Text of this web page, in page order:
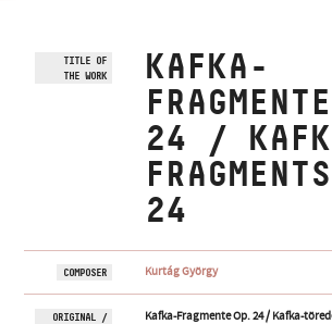
TITLE OF
THE WORK
KAFKA-
24 /
24
COMPOSER Kurtág György
ORIGINAL /
Kafka-Fragmente Op. 24 / Kafka-